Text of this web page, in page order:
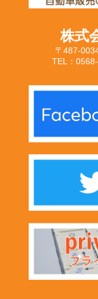
株式
〒487-
TEL：